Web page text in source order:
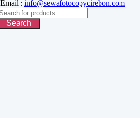
Email : info@sewafotocopycirebon.com
Search